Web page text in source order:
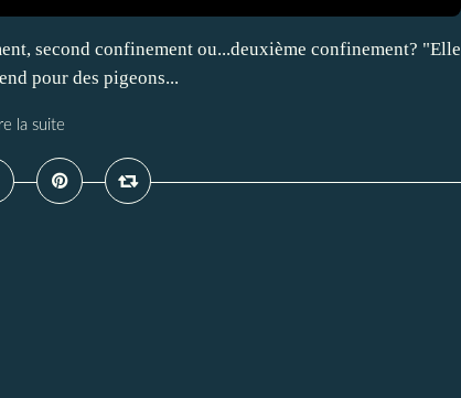
second confinement ou...deuxième confinement? "Elle
pour des pigeons...
la suite